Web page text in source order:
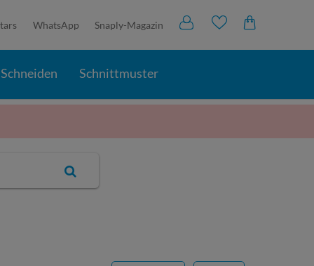
WhatsApp Snaply-Magazin
Schneiden Schnittmuster